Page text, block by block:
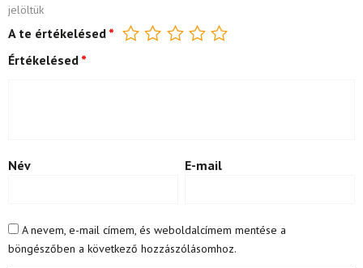
jelöltük
A te értékelésed *
Értékelésed *
Név E-mail
A nevem, e-mail címem, és weboldalcímem mentése a
böngészőben a következő hozzászólásomhoz.